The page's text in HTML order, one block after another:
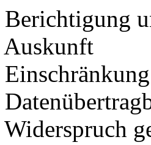
Berichtigung
Auskunft